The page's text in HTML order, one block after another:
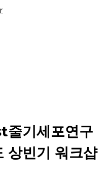
줄기세포연구
상빈기 워크샵